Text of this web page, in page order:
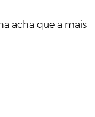
acha que a mais